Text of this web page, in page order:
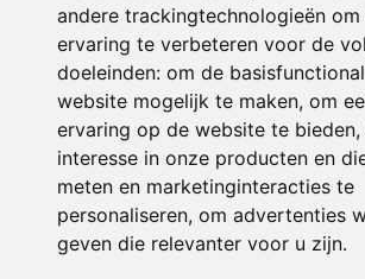
andere trackingtechnologieën
ervaring te verbeteren voor de
doeleinden: om de
website mogelijk te maken, om
ervaring op de website te bieden,
interesse in onze producten en
meten en marketinginteracties te
personaliseren, om advertenties
geven die relevanter voor u zijn.
© 2026 De Regenboog | Alle rechten
Privacy policy|Disclaimer| Klachtenregeling|
voorkeuren